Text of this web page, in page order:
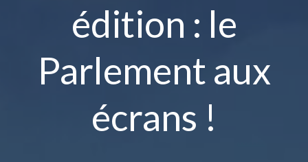
édition : le
Parlement aux
écrans !